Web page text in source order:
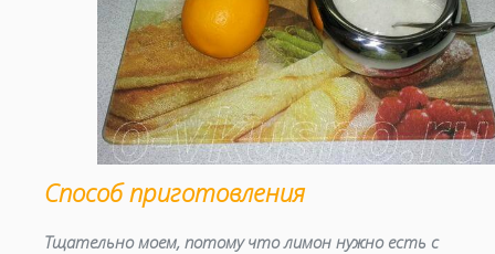
Способ приготовления
Тщательно моем, потому что лимон нужно есть с